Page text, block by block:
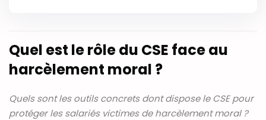
Quel est le rôle du CSE face au
harcèlement moral ?
Quels sont les outils concrets dont dispose le CSE pour
protéger les salariés victimes de harcèlement moral ?